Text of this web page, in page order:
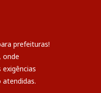
prefeituras!
onde
atendidas.